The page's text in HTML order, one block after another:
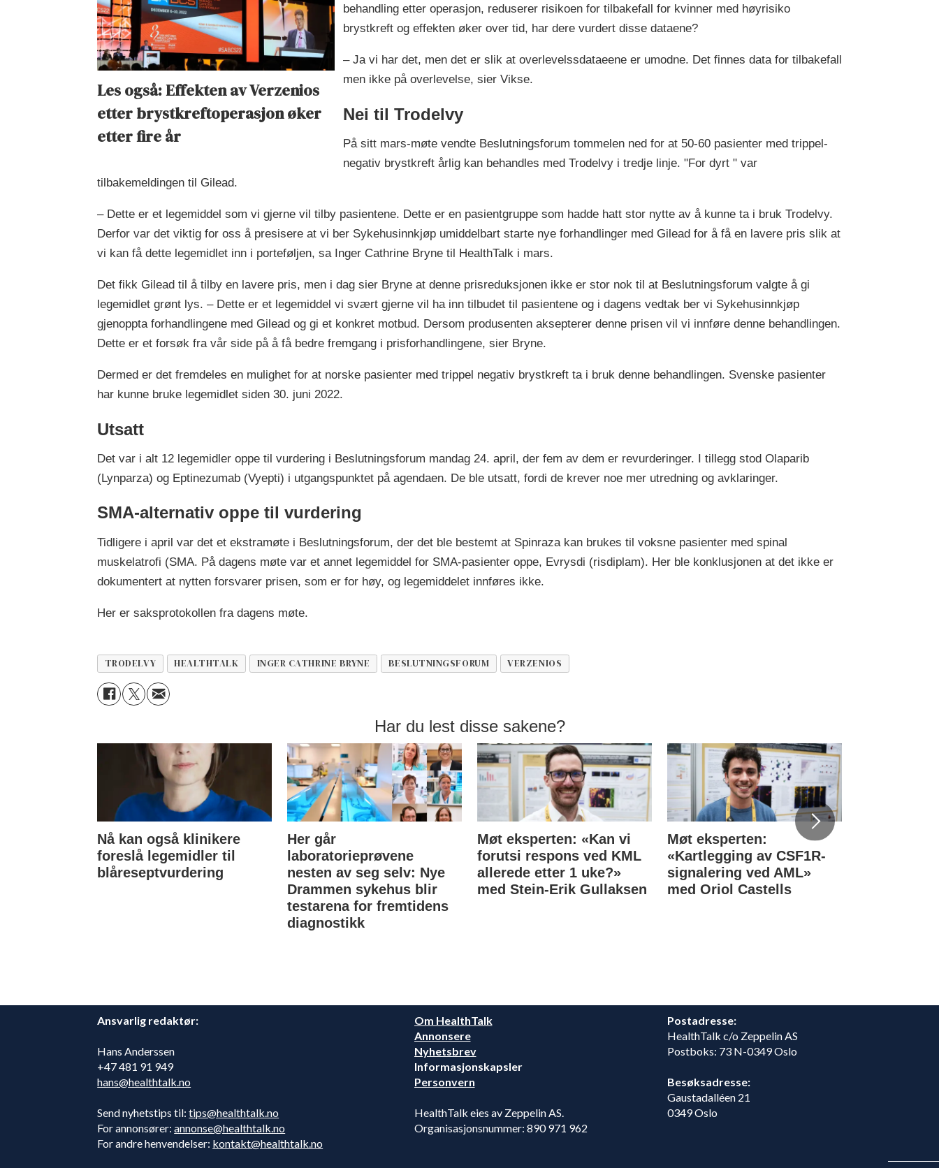
Les også: Effekten av Verzenios
etter brystkreftoperasjon øker
etter fire år
behandling etter operasjon, reduserer risikoen for tilbakefall for kvinner med høyrisiko
brystkreft og effekten øker over tid, har dere vurdert disse dataene?
– Ja vi har det, men det er slik at overlevelssdataeene er umodne. Det finnes data for tilbakefall
men ikke på overlevelse, sier Vikse.
Nei til Trodelvy
På sitt mars-møte vendte Beslutningsforum tommelen ned for at 50-60 pasienter med trippel-
negativ brystkreft årlig kan behandles med Trodelvy i tredje linje. "For dyrt " var
tilbakemeldingen til Gilead.
– Dette er et legemiddel som vi gjerne vil tilby pasientene. Dette er en pasientgruppe som hadde hatt stor nytte av å kunne ta i bruk Trodelvy.
Derfor var det viktig for oss å presisere at vi ber Sykehusinnkjøp umiddelbart starte nye forhandlinger med Gilead for å få en lavere pris slik at
vi kan få dette legemidlet inn i porteføljen, sa Inger Cathrine Bryne til HealthTalk i mars.
Det fikk Gilead til å tilby en lavere pris, men i dag sier Bryne at denne prisreduksjonen ikke er stor nok til at Beslutningsforum valgte å gi
legemidlet grønt lys. – Dette er et legemiddel vi svært gjerne vil ha inn tilbudet til pasientene og i dagens vedtak ber vi Sykehusinnkjøp
gjenoppta forhandlingene med Gilead og gi et konkret motbud. Dersom produsenten aksepterer denne prisen vil vi innføre denne behandlingen.
Dette er et forsøk fra vår side på å få bedre fremgang i prisforhandlingene, sier Bryne.
Dermed er det fremdeles en mulighet for at norske pasienter med trippel negativ brystkreft ta i bruk denne behandlingen. Svenske pasienter
har kunne bruke legemidlet siden 30. juni 2022.
Utsatt
Det var i alt 12 legemidler oppe til vurdering i Beslutningsforum mandag 24. april, der fem av dem er revurderinger. I tillegg stod Olaparib
(Lynparza) og Eptinezumab (Vyepti) i utgangspunktet på agendaen. De ble utsatt, fordi de krever noe mer utredning og avklaringer.
SMA-alternativ oppe til vurdering
Tidligere i april var det et ekstramøte i Beslutningsforum, der det ble bestemt at Spinraza kan brukes til voksne pasienter med spinal
muskelatrofi (SMA. På dagens møte var et annet legemiddel for SMA-pasienter oppe, Evrysdi (risdiplam). Her ble konklusjonen at det ikke er
dokumentert at nytten forsvarer prisen, som er for høy, og legemiddelet innføres ikke.
Her er saksprotokollen fra dagens møte.
TRODELVY HEALTHTALK INGER CATHRINE BRYNE BESLUTNINGSFORUM VERZENIOS
Har du lest disse sakene?
Nå kan også klinikere
foreslå legemidler til
blåreseptvurdering
Her går
laboratorieprøvene
nesten av seg selv: Nye
Drammen sykehus blir
testarena for fremtidens
diagnostikk
Møt eksperten: «Kan vi
forutsi respons ved KML
allerede etter 1 uke?»
med Stein-Erik Gullaksen
Møt eksperten:
«Kartlegging av CSF1R-
signalering ved AML»
med Oriol Castells
Ansvarlig redaktør:
Hans Anderssen
+47 481 91 949
hans@healthtalk.no
Send nyhetstips til:tips@healthtalk.no
For annonsører:annonse@healthtalk.no
For andre henvendelser: kontakt@healthtalk.no
Om HealthTalk
Annonsere
Nyhetsbrev
Informasjonskapsler
Personvern
HealthTalk eies av Zeppelin AS.
Organisasjonsnummer: 890 971 962
Postadresse:
HealthTalk c/o Zeppelin AS
Postboks: 73 N-0349 Oslo
Besøksadresse:
Gaustadalléen 21
0349 Oslo